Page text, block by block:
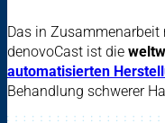
Das in Zusammenarbeit
denovoCast ist die
automatisierten
Behandlung schwerer